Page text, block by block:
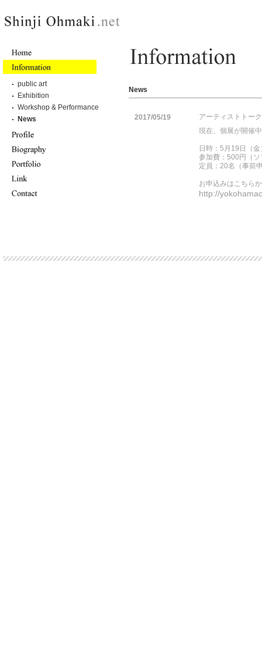
News
2017/05/19
アーティストトー
現在、個展が開催
日時：5月19日（
参加費：500円（
定員：20名（事前
お申込みはこちら
http://
public art
Exhibition
Workshop & Performance
News